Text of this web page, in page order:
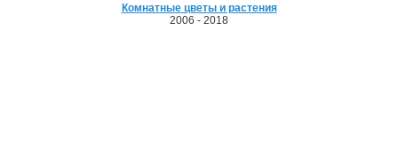
Комнатные цветы и растения
2006 - 2018